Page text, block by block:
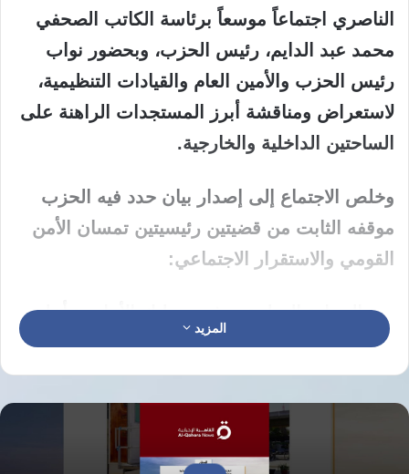
الناصري اجتماعاً موسعاً برئاسة الكاتب الصحفي
محمد عبد الدايم، رئيس الحزب، وبحضور نواب
رئيس الحزب والأمين العام والقيادات التنظيمية،
لاستعراض ومناقشة أبرز المستجدات الراهنة على
الساحتين الداخلية والخارجية.
​وخلص الاجتماع إلى إصدار بيان حدد فيه الحزب
موقفه الثابت من قضيتين رئيسيتين تمسان الأمن
القومي والاستقرار الاجتماعي:
السيادة الوطنية ورفض تمليك الأجانب:أعلن
الحزب رفضه التام لأي توجهات حكومية تتيح
للأجانب تملك الأراضي المصرية، واصفاً هذا
التوجه بالخطر الاستراتيجي الذي يهدد السيادة
الوطنية ويحمل تداعيات سلبية بعيدة المدى
على الاقتصاد. وأكد الحزب أن الأرض المصرية
المزيد